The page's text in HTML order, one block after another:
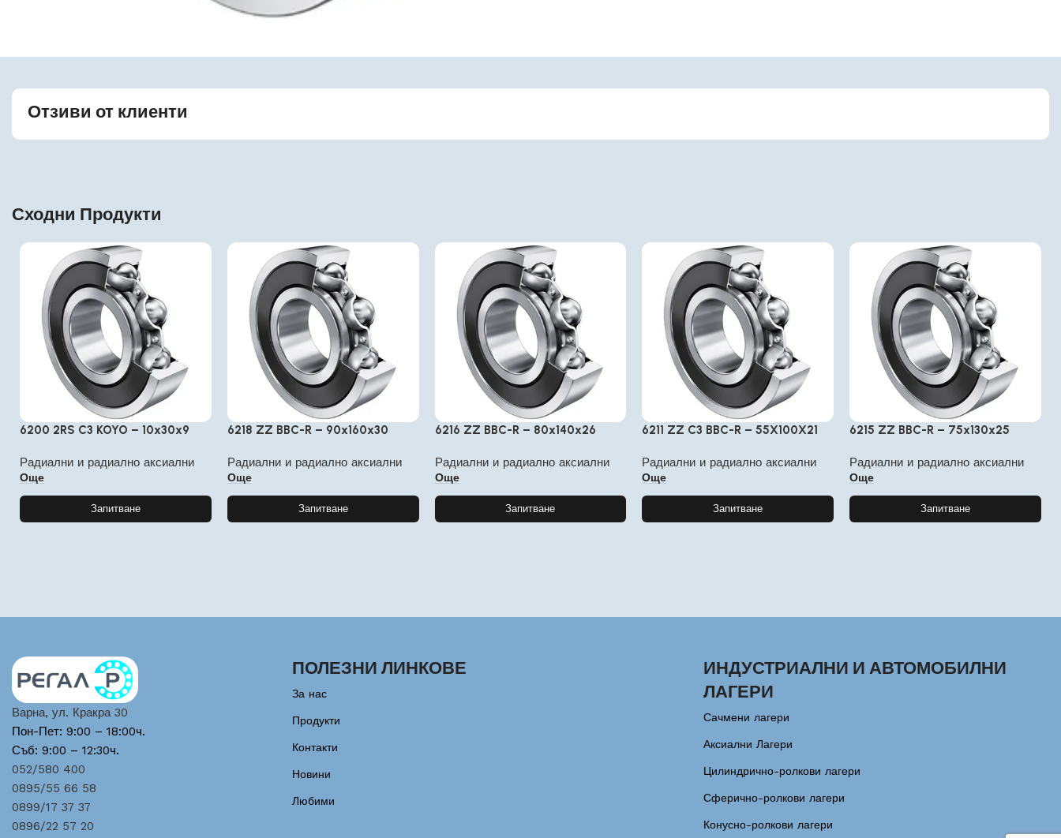
Отзиви от клиенти
Сходни Продукти
6200 2RS C3 KOYO – 10x30x9
Радиални и радиално аксиални
Още
Запитване
6218 ZZ BBC-R – 90x160x30
Радиални и радиално аксиални
Още
Запитване
6216 ZZ BBC-R – 80x140x26
Радиални и радиално аксиални
Още
Запитване
6211 ZZ C3 BBC-R – 55X100X21
Радиални и радиално аксиални
Още
Запитване
6215 ZZ BBC-R – 75x130x25
Радиални и радиално аксиални
Още
Запитване
Варна, ул. Кракра 30
Пон-Пет: 9:00 – 18:00ч.
Съб: 9:00 – 12:30ч.
052/580 400
0895/55 66 58
0899/17 37 37
0896/22 57 20
ПОЛЕЗНИ ЛИНКОВЕ
За нас
Продукти
Контакти
Новини
Любими
ИНДУСТРИАЛНИ И АВТОМОБИЛНИ
ЛАГЕРИ
Сачмени лагери
Аксиални Лагери
Цилиндрично-ролкови лагери
Сферично-ролкови лагери
Конусно-ролкови лагери